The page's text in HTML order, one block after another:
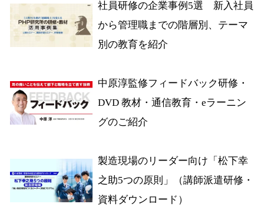
社員研修の企業事例5選 新入社員
から管理職までの階層別、テーマ
別の教育を紹介
中原淳監修フィードバック研修・
DVD 教材・通信教育・eラーニン
グのご紹介
製造現場のリーダー向け「松下幸
之助5つの原則」（講師派遣研修・
資料ダウンロード）